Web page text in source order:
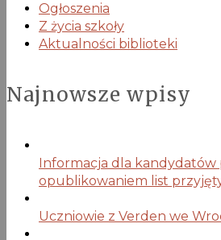
Ogłoszenia
Z życia szkoły
Aktualności biblioteki
Najnowsze wpisy
Informacja dla kandydatów
opublikowaniem list
Uczniowie z Verden we